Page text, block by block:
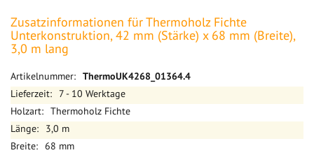
Zusatzinformationen für Thermoholz Fichte
Unterkonstruktion, 42 mm (Stärke) x 68 mm (Breite),
3,0 m lang
Mehr
Informationen
ThermoUK4268_01364.4
7 - 10 Werktage
Thermoholz Fichte
3,0 m
68 mm